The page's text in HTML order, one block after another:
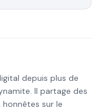
depuis plus de
Il partage des
sur le